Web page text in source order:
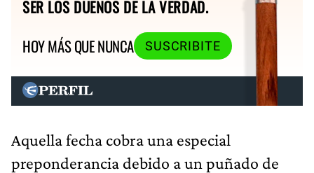
SER LOS DUEÑOS DE LA VERDAD.
HOY MÁS QUE NUNCA
SUSCRIBITE
Aquella fecha cobra una especial
preponderancia debido a un puñado de